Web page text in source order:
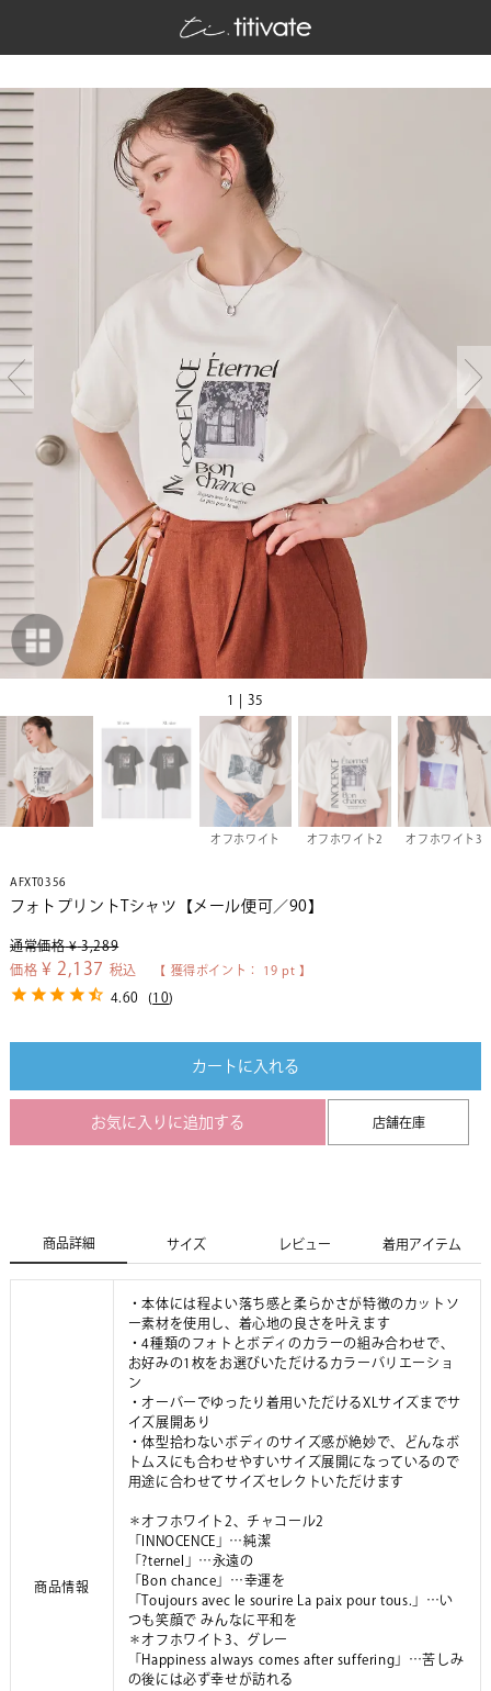
1 | 35
オフホワイト オフホワイト2 オフホワイト3
AFXT0356
フォトプリントTシャツ【メール便可／90】
通常価格 ¥ 3,289
価格 ¥ 2,137 税込 【 獲得ポイント： 19 pt 】
4.60 (10)
カートに入れる
お気に入りに追加する 店舗在庫
商品詳細 サイズ レビュー 着用アイテム
商品情報
・本体には程よい落ち感と柔らかさが特徴のカットソ
ー素材を使用し、着心地の良さを叶えます
・4種類のフォトとボディのカラーの組み合わせで、
お好みの1枚をお選びいただけるカラーバリエーショ
ン
・オーバーでゆったり着用いただけるXLサイズまでサ
イズ展開あり
・体型拾わないボディのサイズ感が絶妙で、どんなボ
トムスにも合わせやすいサイズ展開になっているので
用途に合わせてサイズセレクトいただけます
＊オフホワイト2、チャコール2
「INNOCENCE」…純潔
「?ternel」…永遠の
「Bon chance」…幸運を
「Toujours avec le sourire La paix pour tous.」…い
つも笑顔で みんなに平和を
＊オフホワイト3、グレー
「Happiness always comes after suffering」…苦しみ
の後には必ず幸せが訪れる